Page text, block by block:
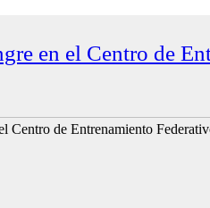
en el Centro de